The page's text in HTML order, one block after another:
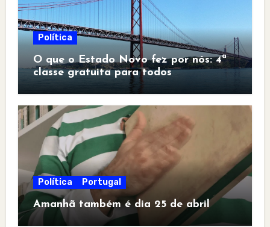
Política
O que o Estado Novo fez por nós: 4ª
classe gratuita para todos
Política Portugal
Amanhã também é dia 25 de abril